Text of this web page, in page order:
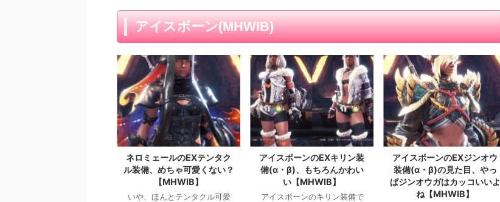
ント配信するとは思ってなかっ
たよね ところで、バイオ２リ
メイクめちょ面白いので、迷っ
やっぱカプコンゲーは最高だ
な！ さて、ちょいと出遅れ
ましたが新デザインで登場した
フルドレス装備と衣装、かなり
オサレなのでさっそく作成して
み ...
アイスボーン(MHWIB)
ネロミェールのEXテンタク
ル装備、めちゃ可愛くない？
【MHWIB】
いや、ほんとテンタクル可愛
アイスボーンのEXキリン装
備(α・β)、もちろんかわい
い【MHWIB】
アイスボーンのキリン装備で
アイスボーンのEXジンオウ
装備(α・β)の見た目、やっ
ぱジンオウガはカッコいいよ
ね【MHWIB】